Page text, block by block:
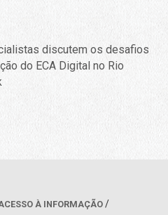
discutem os desafios
do ECA Digital no Rio
À INFORMAÇÃO